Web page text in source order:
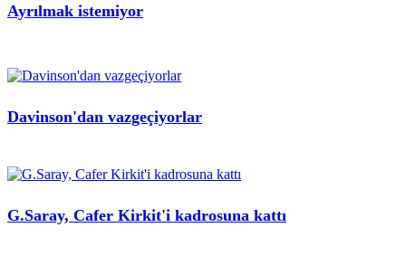
Ayrılmak istemiyor
Davinson'dan vazgeçiyorlar
G.Saray, Cafer Kirkit'i kadrosuna kattı